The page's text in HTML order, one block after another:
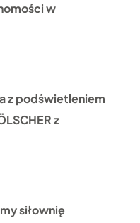
w
z podświetleniem
z
siłownię